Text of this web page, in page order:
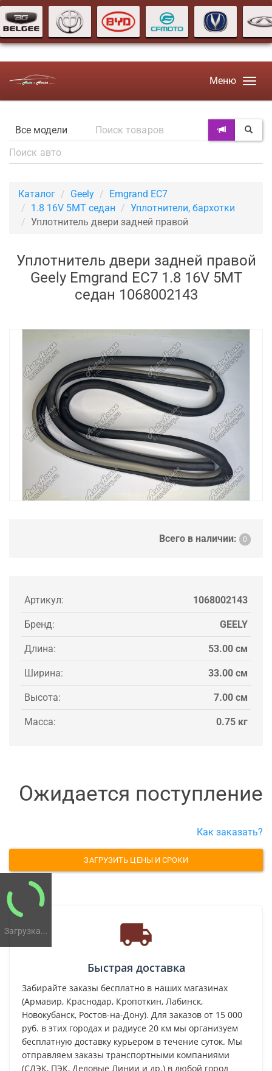
Загрузка...
Меню
Каталог Geely
Emgrand EC7
1.8 16V 5MT седан
Уплотнители, бархотки
Уплотнитель двери задней правой
Уплотнитель двери задней правой
Geely Emgrand EC7 1.8 16V 5MT
седан 1068002143
Всего в наличии: 0
Артикул: 1068002143
Бренд: GEELY
Длина: 53.00 см
Ширина: 33.00 см
Высота: 7.00 см
Масса: 0.75 кг
Ожидается поступление
Как заказать?
ЗАГРУЗИТЬ ЦЕНЫ И СРОКИ
Быстрая доставка
Забирайте заказы бесплатно в наших магазинах
(Армавир, Краснодар, Кропоткин, Лабинск,
Новокубанск, Ростов-на-Дону). Для заказов от 15 000
руб. в этих городах и радиусе 20 км мы организуем
бесплатную доставку курьером в течение суток. Мы
отправляем заказы транспортными компаниями
(СДЭК, ПЭК, Деловые Линии и др.) в любой город